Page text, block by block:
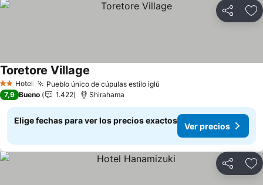
Compartir
2 Estrellas
Hotel Pueblo único de cúpulas estilo iglú
Toretore Village
7,9 Bueno 1.422 Shirahama
Elige fechas para ver los precios exactos
Ver precios
Compartir